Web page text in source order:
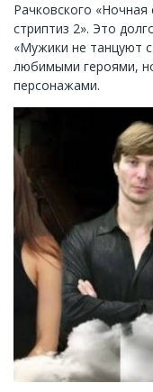
Рачковского
стриптиз 2». Это
«Мужики не танцуют
любимыми героями,
персонажами.